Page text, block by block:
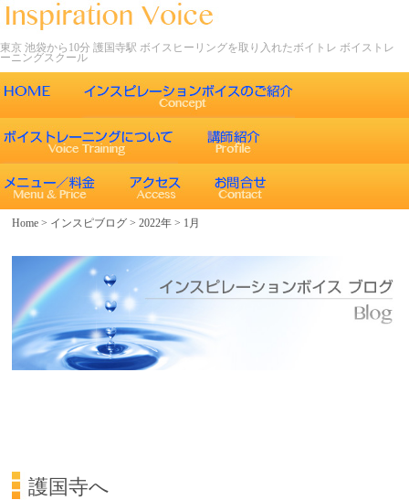
東京 池袋から10分 護国寺駅 ボイスヒーリングを取り入れたボイトレ ボイストレ
ーニングスクール
ごあいさつ
インスピレーションボイスの特徴
エネルギーワークとヒーリング効果
ボイスヒーリング
声について
インスピレーションボイスのボイストレーニング
インスピレーションボイスのボイスメソッド
レッスン内容
コース紹介
歌うことの効果
Home > インスピブログ >2022年 > 1月
護国寺へ